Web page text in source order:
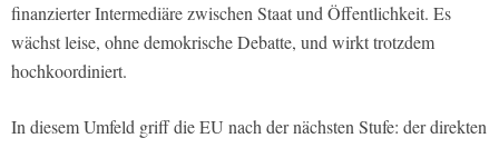
finanzierter Intermediäre zwischen Staat und Öffentlichkeit. Es
wächst leise, ohne demokrische Debatte, und wirkt trotzdem
hochkoordiniert.
In diesem Umfeld griff die EU nach der nächsten Stufe: der direkten